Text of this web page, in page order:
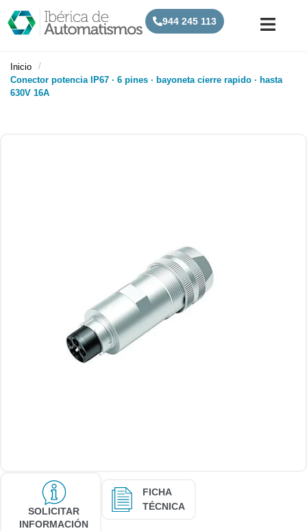
944 245 113
Inicio
/
Conector potencia IP67 · 6 pines · bayoneta cierre rapido · hasta
630V 16A
SOLICITAR
INFORMACIÓN
FICHA
TÉCNICA